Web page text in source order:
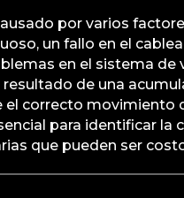
por varios
un fallo en el
en el sistema de
de una
el correcto movimiento
para identificar la
que pueden ser